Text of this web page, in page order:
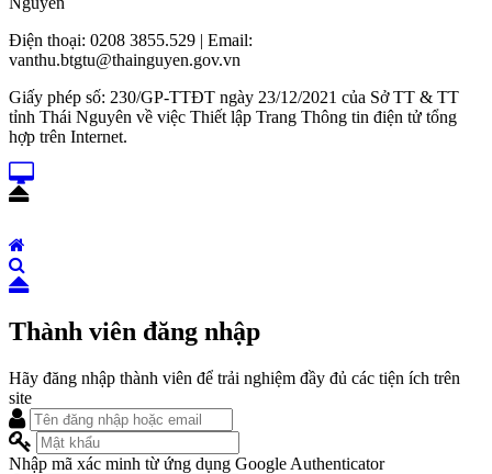
Điện thoại: 0208 3855.529 | Email:
vanthu.btgtu@thainguyen.gov.vn
Giấy phép số: 230/GP-TTĐT ngày 23/12/2021 của Sở TT & TT
tỉnh Thái Nguyên về việc Thiết lập Trang Thông tin điện tử tổng
hợp trên Internet.
Thành viên đăng nhập
Hãy đăng nhập thành viên để trải nghiệm đầy đủ các tiện ích trên
site
Nhập mã xác minh từ ứng dụng Google Authenticator